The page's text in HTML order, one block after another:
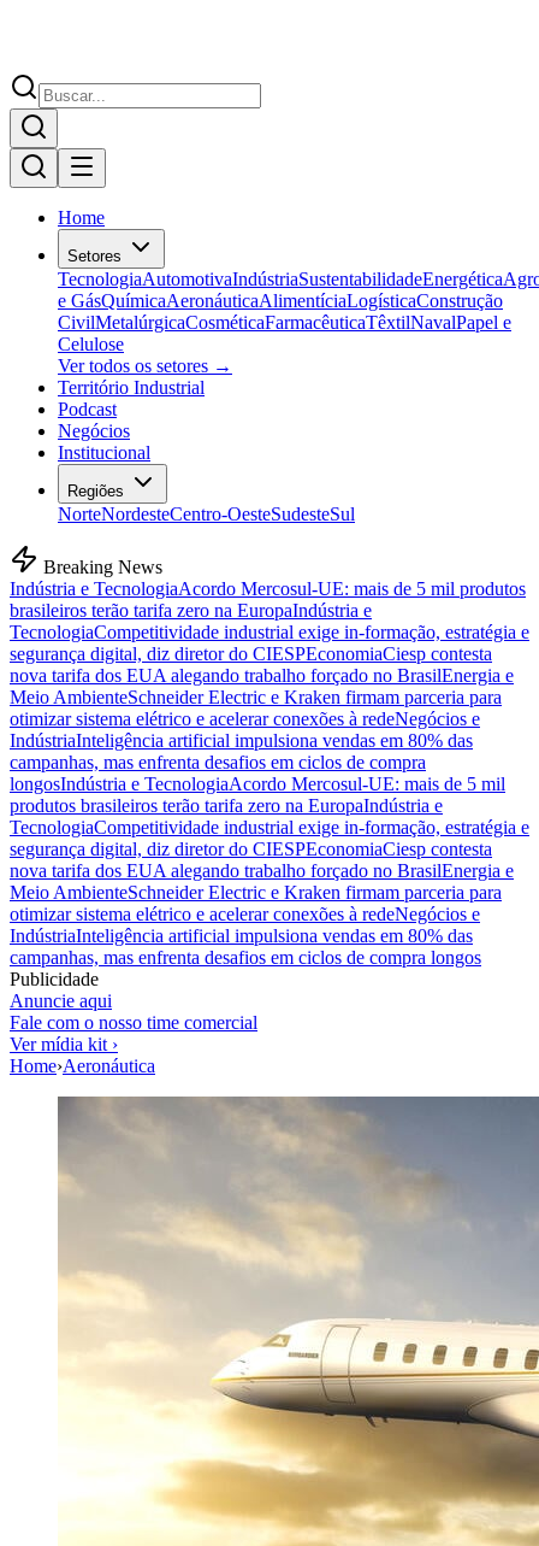
Home
Setores
TecnologiaAutomotivaIndústriaSustentabilidadeEnergética
e GásQuímicaAeronáuticaAlimentíciaLogísticaConstrução
CivilMetalúrgicaCosméticaFarmacêuticaTêxtilNavalPapel e
Celulose
Ver todos os setores →
Território Industrial
Podcast
Negócios
Institucional
Regiões
NorteNordesteCentro-OesteSudesteSul
Breaking News
Indústria e TecnologiaAcordo Mercosul-UE: mais de 5 mil produtos
brasileiros terão tarifa zero na EuropaIndústria e
TecnologiaCompetitividade industrial exige in-formação, estratégia e
segurança digital, diz diretor do CIESPEconomiaCiesp contesta
nova tarifa dos EUA alegando trabalho forçado no BrasilEnergia e
Meio AmbienteSchneider Electric e Kraken firmam parceria para
otimizar sistema elétrico e acelerar conexões à redeNegócios e
IndústriaInteligência artificial impulsiona vendas em 80% das
campanhas, mas enfrenta desafios em ciclos de compra
longosIndústria e TecnologiaAcordo Mercosul-UE: mais de 5 mil
produtos brasileiros terão tarifa zero na EuropaIndústria e
TecnologiaCompetitividade industrial exige in-formação, estratégia e
segurança digital, diz diretor do CIESPEconomiaCiesp contesta
nova tarifa dos EUA alegando trabalho forçado no BrasilEnergia e
Meio AmbienteSchneider Electric e Kraken firmam parceria para
otimizar sistema elétrico e acelerar conexões à redeNegócios e
IndústriaInteligência artificial impulsiona vendas em 80% das
campanhas, mas enfrenta desafios em ciclos de compra longos
Publicidade
Anuncie aqui
Fale com o nosso time comercial
Ver mídia kit ›
Home›Aeronáutica